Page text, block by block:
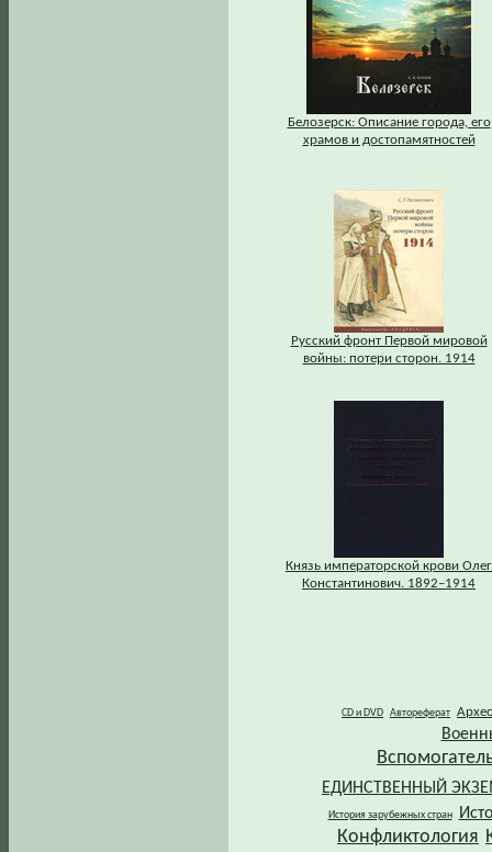
Белозерск: Описание города, его
храмов и достопамятностей
Русский фронт Первой мировой
войны: потери сторон. 1914
Князь императорской крови Олег
Константинович. 1892–1914
CD и DVD Автореферат
ЕДИНСТВЕННЫЙ
История зарубежных стран
Конфликтология